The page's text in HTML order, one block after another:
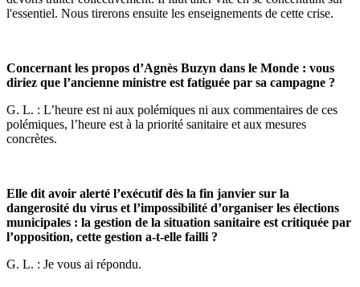
l'essentiel. Nous tirerons ensuite les enseignements de cette crise.
Concernant les propos d’Agnès Buzyn dans le Monde : vous
diriez que l’ancienne ministre est fatiguée par sa campagne ?
G. L. : L’heure est ni aux polémiques ni aux commentaires de ces
polémiques, l’heure est à la priorité sanitaire et aux mesures
concrètes.
Elle dit avoir alerté l’exécutif dès la fin janvier sur la
dangerosité du virus et l’impossibilité d’organiser les élections
municipales : la gestion de la situation sanitaire est critiquée par
l’opposition, cette gestion a-t-elle failli ?
G. L. : Je vous ai répondu.